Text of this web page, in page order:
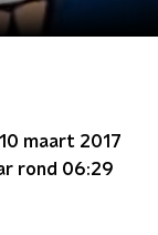
10 maart 2017
rond 06:29